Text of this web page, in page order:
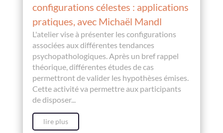
configurations célestes : applications
pratiques, avec Michaël Mandl
L'atelier vise à présenter les configurations
associées aux différentes tendances
psychopathologiques. Après un bref rappel
théorique, différentes études de cas
permettront de valider les hypothèses émises.
Cette activité va permettre aux participants
de disposer...
lire plus